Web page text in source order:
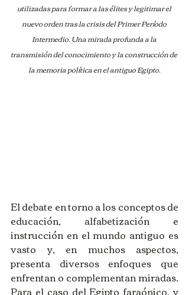
utilizadas para formar a las élites y legitimar el
nuevo orden tras la crisis del Primer Período
Intermedio. Una mirada profunda a la
transmisión del conocimiento y la construcción de
la memoria política en el antiguo Egipto.
El debate en torno a los conceptos de
educación, alfabetización e
instrucción en el mundo antiguo es
vasto y, en muchos aspectos,
presenta diversos enfoques que
enfrentan o complementan miradas.
Para el caso del Egipto faraónico, y